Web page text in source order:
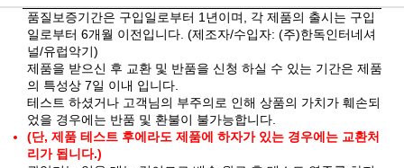
품질보증기간은 구입일로부터 1년이며, 각 제품의 출시는 구입
일로부터 6개월 이전입니다. (제조자/수입자: (주)한독인터네셔
널/유럽악기)
제품을 받으신 후 교환 및 반품을 신청 하실 수 있는 기간은 제품
의 특성상 7일 이내 입니다.
테스트 하셨거나 고객님의 부주의로 인해 상품의 가치가 훼손되
었을 경우에는 반품 및 환불이 불가능합니다.
(단, 제품 테스트 후에라도 제품에 하자가 있는 경우에는 교환처
리가 됩니다.)